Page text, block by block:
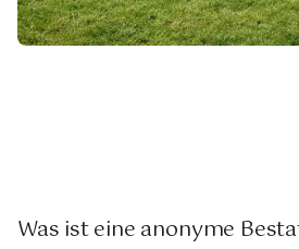
Was ist eine anonyme